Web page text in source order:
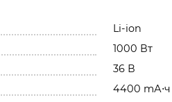
Li-ion
1000 Вт
36 В
4400 mА⋅ч